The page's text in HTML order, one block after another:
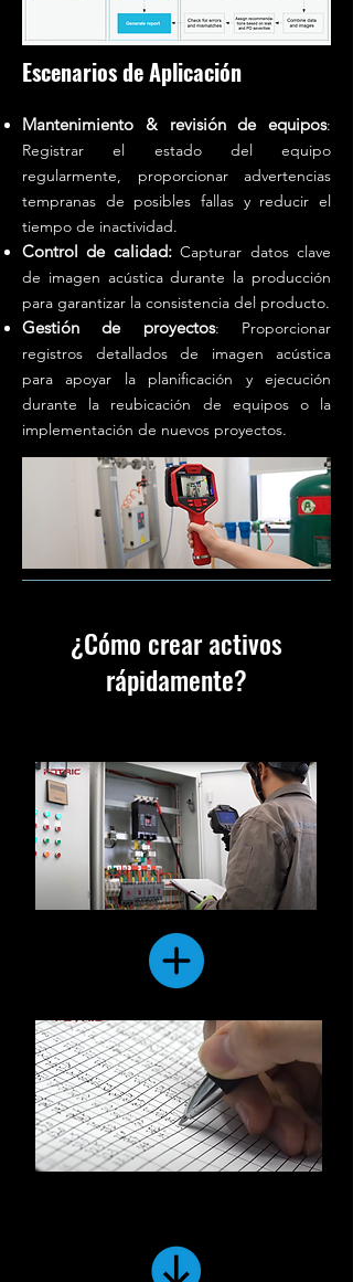
Escenarios de Aplicación
Mantenimiento & revisión de equipos:
Registrar el estado del equipo
regularmente, proporcionar advertencias
tempranas de posibles fallas y reducir el
tiempo de inactividad.
Control de calidad:Capturar datos clave
de imagen acústica durante la producción
para garantizar la consistencia del producto.
Gestión de proyectos: Proporcionar
registros detallados de imagen acústica
para apoyar la planificación y ejecución
durante la reubicación de equipos o la
implementación de nuevos proyectos.
¿Cómo crear activos
rápidamente?